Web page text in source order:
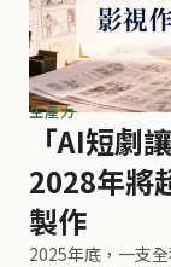
生產力
「AI短劇
2028年將
製作
2025年底，一支